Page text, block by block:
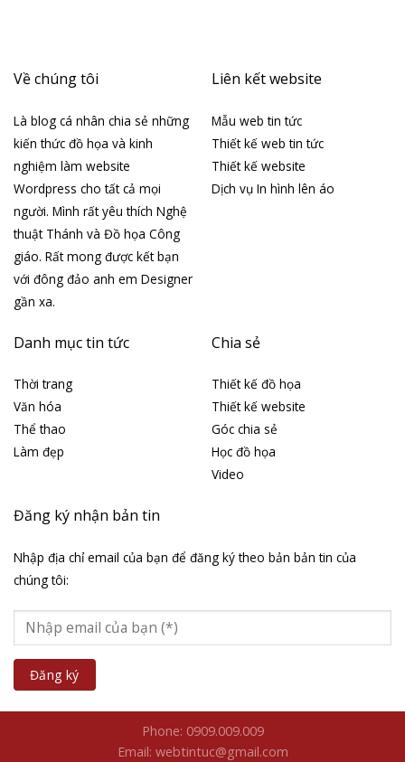
Về chúng tôi
Là blog cá nhân chia sẻ những
kiến thức đồ họa và kinh
nghiệm làm website
Wordpress cho tất cả mọi
người. Mình rất yêu thích Nghệ
thuật Thánh và Đồ họa Công
giáo. Rất mong được kết bạn
với đông đảo anh em Designer
gần xa.
Liên kết website
Mẫu web tin tức
Thiết kế web tin tức
Thiết kế website
Dịch vụ In hình lên áo
Danh mục tin tức
Thời trang
Văn hóa
Thể thao
Làm đẹp
Chia sẻ
Thiết kế đồ họa
Thiết kế website
Góc chia sẻ
Học đồ họa
Video
Đăng ký nhận bản tin
Nhập địa chỉ email của bạn để đăng ký theo bản bản tin của
chúng tôi:
Phone: 0909.009.009
Email: webtintuc@gmail.com